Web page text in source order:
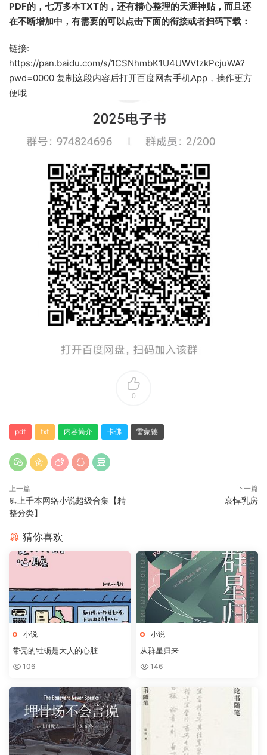
PDF的，七万多本TXT的，还有精心整理的天涯神贴，而且还
在不断增加中，有需要的可以点击下面的衔接或者扫码下载：
链接:
https://pan.baidu.com/s/1CSNhmbK1U4UWVtzkPcjuWA?
pwd=0000 复制这段内容后打开百度网盘手机App，操作更方
便哦
0
pdf txt 内容简介 卡佛 雷蒙德
上一篇
📃上千本网络小说超级合集【精
整分类】
下一篇
哀悼乳房
猜你喜欢
小说
带壳的牡蛎是大人的心脏
106
小说
从群星归来
146